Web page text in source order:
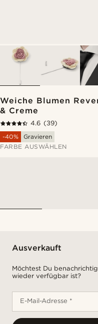
Weiche Blumen
& Creme
4.6 (39)
-40%
Gravieren
FARBE AUSWÄHLEN
Ausverkauft
Möchtest Du
wieder verfügbar ist?
E-Mail-Adresse *